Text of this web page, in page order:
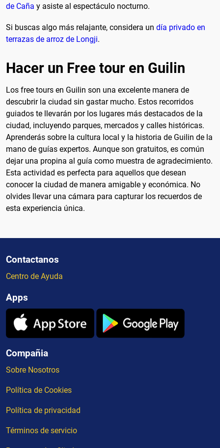
de Caña y asiste al espectáculo nocturno.
Si buscas algo más relajante, considera un día privado en
terrazas de arroz de Longji.
Hacer un Free tour en Guilin
Los free tours en Guilin son una excelente manera de
descubrir la ciudad sin gastar mucho. Estos recorridos
guiados te llevarán por los lugares más destacados de la
ciudad, incluyendo parques, mercados y calles históricas.
Aprenderás sobre la cultura local y la historia de Guilin de la
mano de guías expertos. Aunque son gratuitos, es común
dejar una propina al guía como muestra de agradecimiento.
Esta actividad es perfecta para aquellos que desean
conocer la ciudad de manera amigable y económica. No
olvides llevar una cámara para capturar los recuerdos de
esta experiencia única.
Contactanos
Centro de Ayuda
Apps
Compañia
Sobre Nosotros
Política de Cookies
Política de privacidad
Términos de servicio